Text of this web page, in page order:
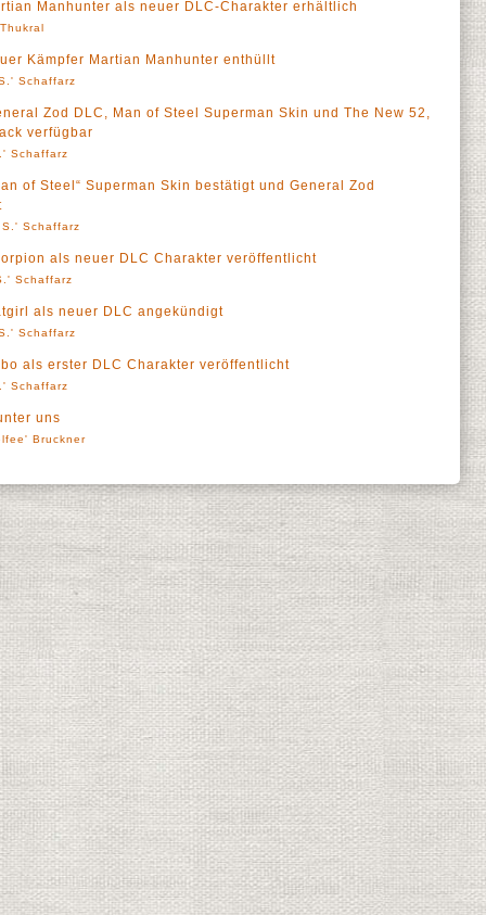
Manhunter als neuer DLC-Charakter erhältlich
Kämpfer Martian Manhunter enthüllt
Schaffarz
Zod DLC, Man of Steel Superman Skin und The New 52,
verfügbar
Schaffarz
of Steel“ Superman Skin bestätigt und General Zod
S.' Schaffarz
als neuer DLC Charakter veröffentlicht
Schaffarz
als neuer DLC angekündigt
Schaffarz
als erster DLC Charakter veröffentlicht
Schaffarz
uns
Bruckner